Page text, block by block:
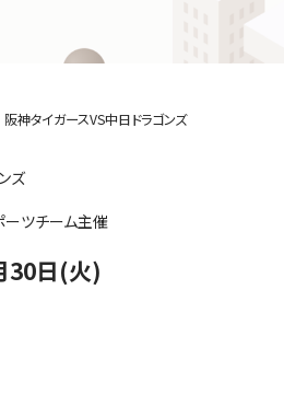
阪神タイガースVS中日ドラゴンズ
ズ
ーツチーム主催
30日(火)